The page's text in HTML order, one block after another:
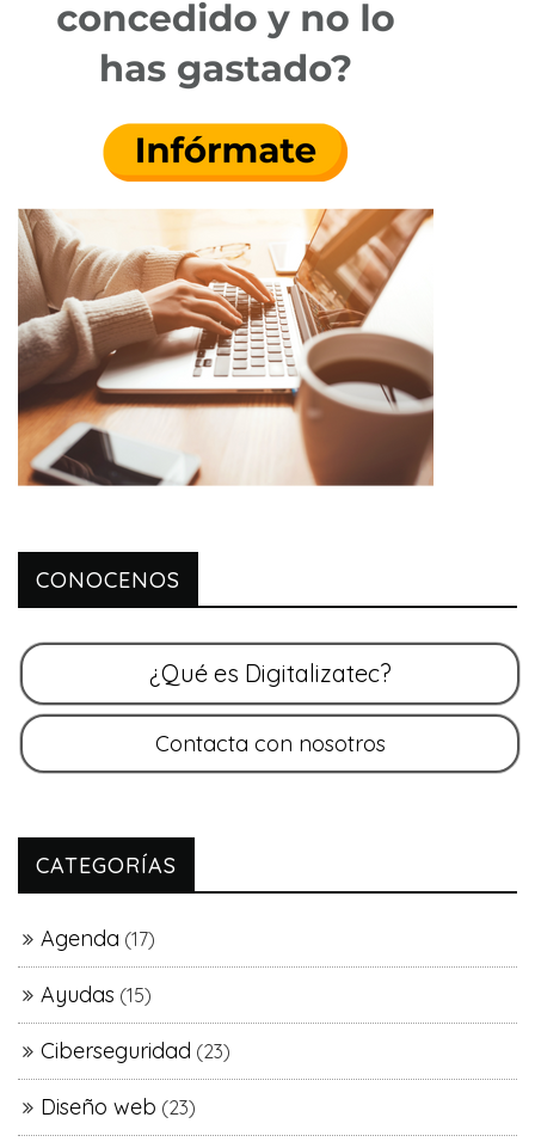
CONOCENOS
CATEGORÍAS
Agenda (17)
Ayudas (15)
Ciberseguridad (23)
Diseño web (23)